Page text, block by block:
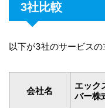
3社比較
以下が3社のサービスの
会社名
エック
バー株